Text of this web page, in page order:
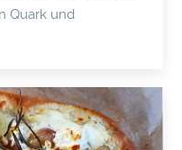
Quark und